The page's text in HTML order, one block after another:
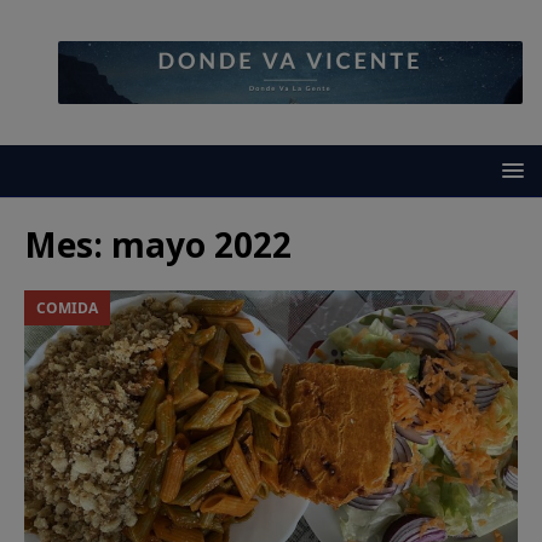
Mes: mayo 2022
COMIDA